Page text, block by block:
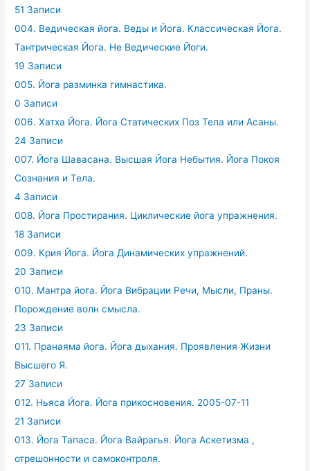
51 Записи
004. Ведическая йога. Веды и Йога. Классическая Йога.
Тантрическая Йога. Не Ведические Йоги.
19 Записи
005. Йога разминка гимнастика.
0 Записи
006. Хатха Йога. Йога Статических Поз Тела или Асаны.
24 Записи
007. Йога Шавасана. Высшая Йога Небытия. Йога Покоя
Сознания и Тела.
4 Записи
008. Йога Простирания. Циклические йога упражнения.
18 Записи
009. Крия Йога. Йога Динамических упражнений.
20 Записи
010. Мантра йога. Йога Вибрации Речи, Мысли, Праны.
Порождение волн смысла.
23 Записи
011. Пранаяма йога. Йога дыхания. Проявления Жизни
Высшего Я.
27 Записи
012. Ньяса Йога. Йога прикосновения. 2005-07-11
21 Записи
013. Йога Тапаса. Йога Вайрагья. Йога Аскетизма ,
отрешонности и самоконтроля.